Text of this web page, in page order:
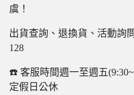
虞！
出貨查詢、退換貨、活動詢
128
☎️ 客服時間週一至週五
定假日公休